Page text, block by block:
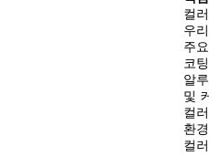
컬
우
주
코
알
및
컬
환
컬